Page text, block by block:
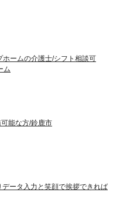
ームの介護士/シフト相談可
ム
能な方/鈴鹿市
ータ入力と笑顔で挨拶できれば